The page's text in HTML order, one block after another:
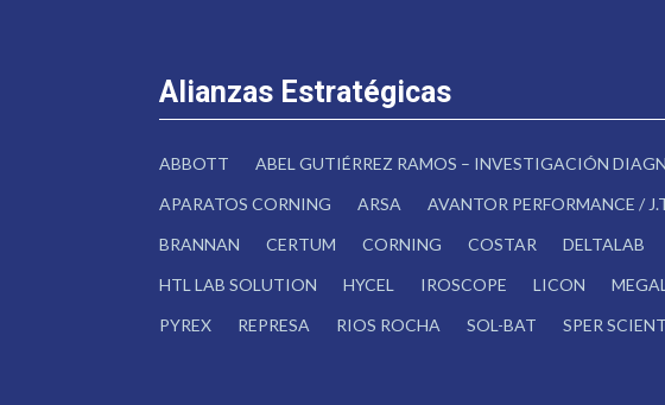
Alianzas Estratégicas
ABBOTT ABEL GUTIÉRREZ RAMOS – INVESTIGACIÓN
APARATOS CORNING
ARSA AVANTOR PERFORMANCE /
BRANNAN
CERTUM CORNING COSTAR DELTALAB
HTL LAB SOLUTION
HYCEL IROSCOPE LICON
PYREX
REPRESA RIOS ROCHA SOL-BAT SPER